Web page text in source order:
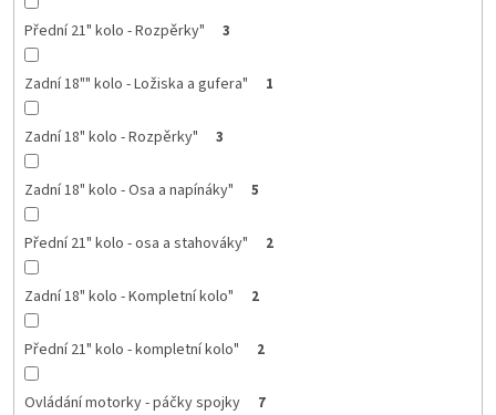
Přední 21" kolo - Rozpěrky" 3
Zadní 18"" kolo - Ložiska a gufera" 1
Zadní 18" kolo - Rozpěrky" 3
Zadní 18" kolo - Osa a napínáky" 5
Přední 21" kolo - osa a stahováky" 2
Zadní 18" kolo - Kompletní kolo" 2
Přední 21" kolo - kompletní kolo" 2
Ovládání motorky - páčky spojky 7